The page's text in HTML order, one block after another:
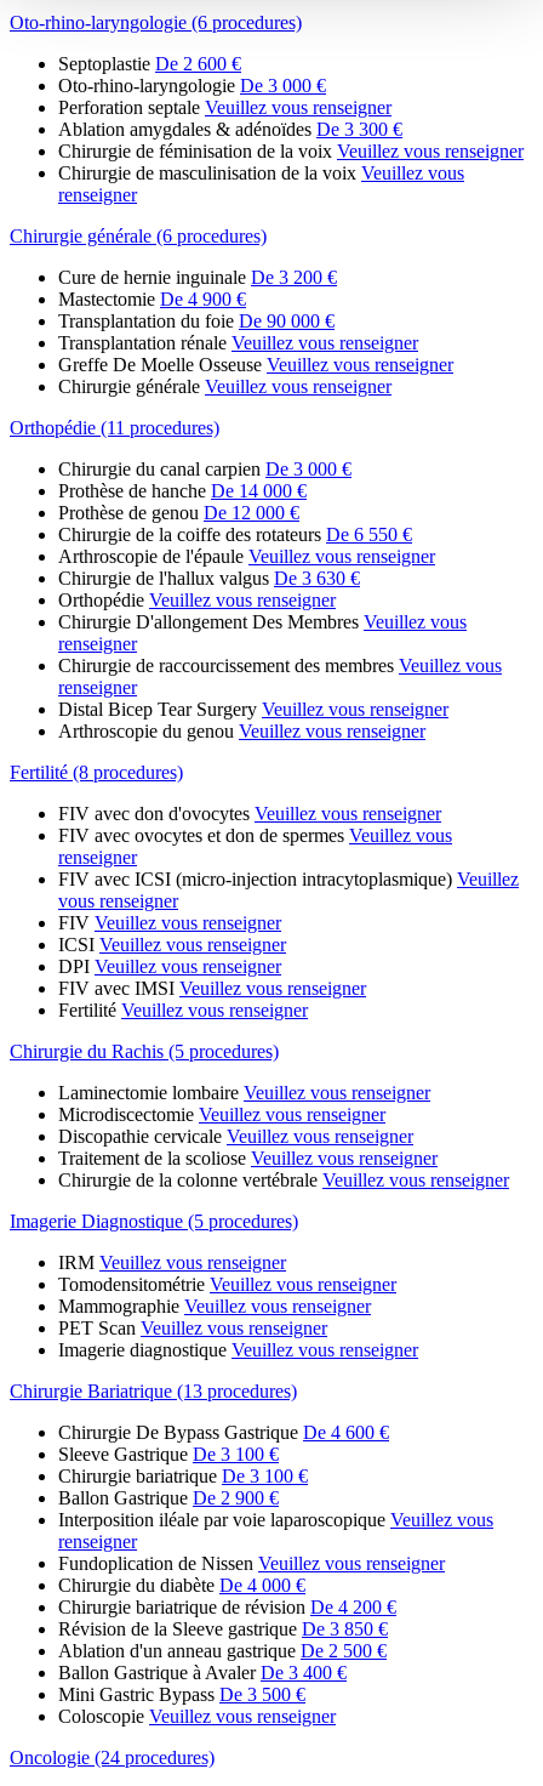
Oto-rhino-laryngologie (6 procedures)
Septoplastie De 2 600 €
Oto-rhino-laryngologie De 3 000 €
Perforation septale Veuillez vous renseigner
Ablation amygdales & adénoïdes De 3 300 €
Chirurgie de féminisation de la voix Veuillez vous renseigner
Chirurgie de masculinisation de la voix Veuillez vous
renseigner
Chirurgie générale (6 procedures)
Cure de hernie inguinale De 3 200 €
Mastectomie De 4 900 €
Transplantation du foie De 90 000 €
Transplantation rénale Veuillez vous renseigner
Greffe De Moelle Osseuse Veuillez vous renseigner
Chirurgie générale Veuillez vous renseigner
Orthopédie (11 procedures)
Chirurgie du canal carpien De 3 000 €
Prothèse de hanche De 14 000 €
Prothèse de genou De 12 000 €
Chirurgie de la coiffe des rotateurs De 6 550 €
Arthroscopie de l'épaule Veuillez vous renseigner
Chirurgie de l'hallux valgus De 3 630 €
Orthopédie Veuillez vous renseigner
Chirurgie D'allongement Des Membres Veuillez vous
renseigner
Chirurgie de raccourcissement des membres Veuillez vous
renseigner
Distal Bicep Tear Surgery Veuillez vous renseigner
Arthroscopie du genou Veuillez vous renseigner
Fertilité (8 procedures)
FIV avec don d'ovocytes Veuillez vous renseigner
FIV avec ovocytes et don de spermes Veuillez vous
renseigner
FIV avec ICSI (micro-injection intracytoplasmique) Veuillez
vous renseigner
FIV Veuillez vous renseigner
ICSI Veuillez vous renseigner
DPI Veuillez vous renseigner
FIV avec IMSI Veuillez vous renseigner
Fertilité Veuillez vous renseigner
Chirurgie du Rachis (5 procedures)
Laminectomie lombaire Veuillez vous renseigner
Microdiscectomie Veuillez vous renseigner
Discopathie cervicale Veuillez vous renseigner
Traitement de la scoliose Veuillez vous renseigner
Chirurgie de la colonne vertébrale Veuillez vous renseigner
Imagerie Diagnostique (5 procedures)
IRM Veuillez vous renseigner
Tomodensitométrie Veuillez vous renseigner
Mammographie Veuillez vous renseigner
PET Scan Veuillez vous renseigner
Imagerie diagnostique Veuillez vous renseigner
Chirurgie Bariatrique (13 procedures)
Chirurgie De Bypass Gastrique De 4 600 €
Sleeve Gastrique De 3 100 €
Chirurgie bariatrique De 3 100 €
Ballon Gastrique De 2 900 €
Interposition iléale par voie laparoscopique Veuillez vous
renseigner
Fundoplication de Nissen Veuillez vous renseigner
Chirurgie du diabète De 4 000 €
Chirurgie bariatrique de révision De 4 200 €
Révision de la Sleeve gastrique De 3 850 €
Ablation d'un anneau gastrique De 2 500 €
Ballon Gastrique à Avaler De 3 400 €
Mini Gastric Bypass De 3 500 €
Coloscopie Veuillez vous renseigner
Oncologie (24 procedures)